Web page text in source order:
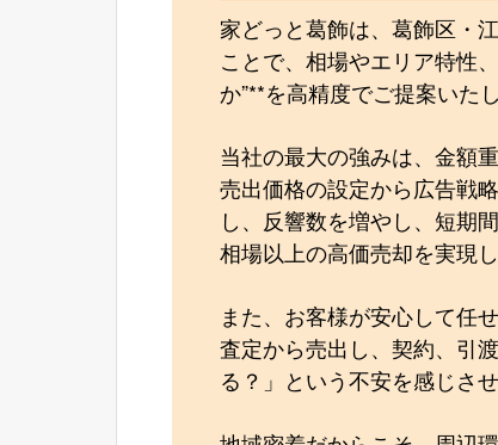
家どっと葛飾は、葛飾区・
ことで、相場やエリア特性
か”**を高精度でご提案いたし
当社の最大の強みは、金額
売出価格の設定から広告戦
し、反響数を増やし、短期
相場以上の高価売却を実現し
また、お客様が安心して任
査定から売出し、契約、引
る？」という不安を感じさせ